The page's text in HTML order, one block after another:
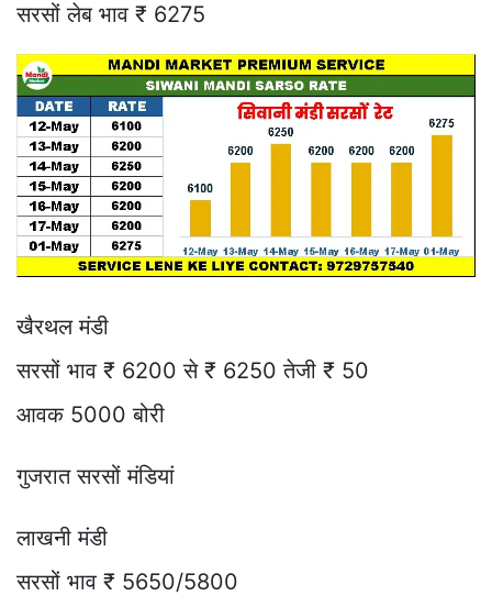
सरसों लेब भाव ₹ 6275
खैरथल मंडी
सरसों भाव ₹ 6200 से ₹ 6250 तेजी ₹ 50
आवक 5000 बोरी
गुजरात सरसों मंडियां
लाखनी मंडी
सरसों भाव ₹ 5650/5800